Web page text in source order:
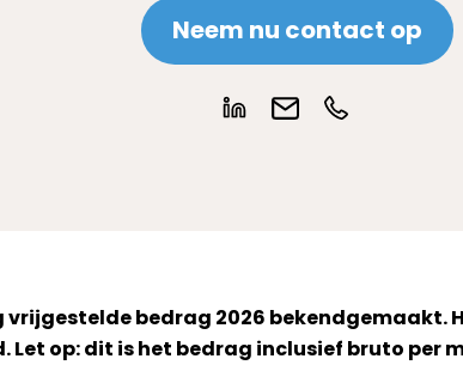
Neem nu contact op
bedrag 2026 bekendgemaakt.
op: dit is het bedrag inclusief bruto per